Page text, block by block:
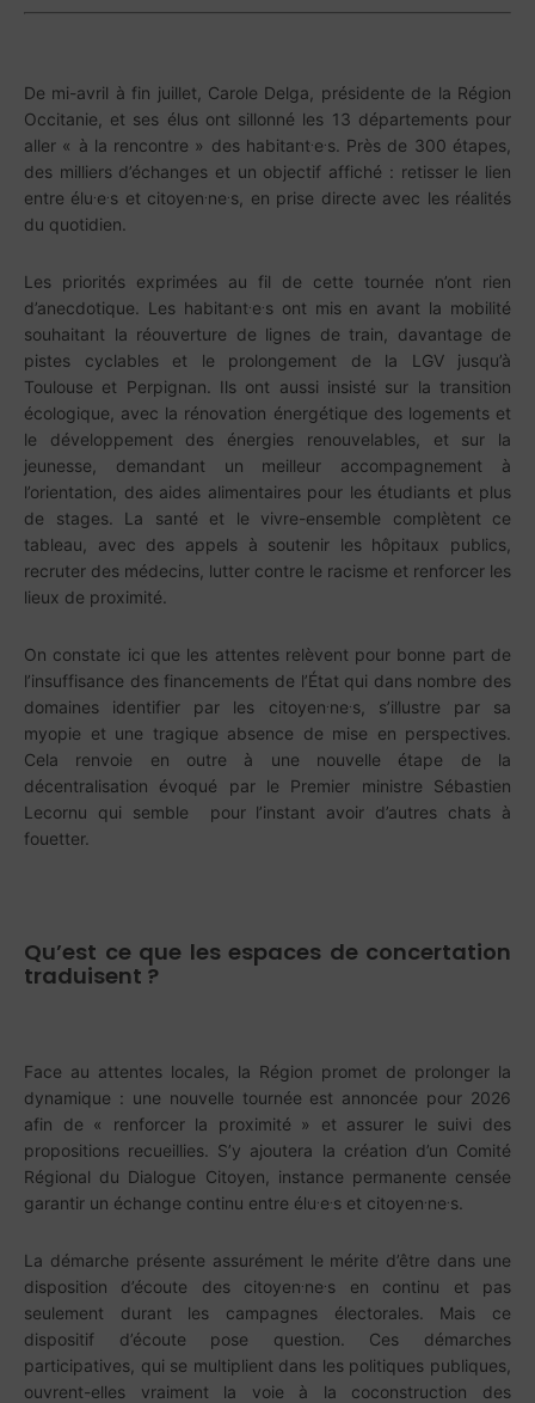
De mi-avril à fin juillet, Carole Delga, présidente de la Région
Occitanie, et ses élus ont sillonné les 13 départements pour
aller « à la rencontre » des habitant.e.s. Près de 300 étapes,
des milliers d’échanges et un objectif affiché : retisser le lien
entre élu.e.s et citoyen.ne.s, en prise directe avec les réalités
du quotidien.
Les priorités exprimées au fil de cette tournée n’ont rien
d’anecdotique. Les habitant.e.s ont mis en avant la mobilité
souhaitant la réouverture de lignes de train, davantage de
pistes cyclables et le prolongement de la LGV jusqu’à
Toulouse et Perpignan. Ils ont aussi insisté sur la transition
écologique, avec la rénovation énergétique des logements et
le développement des énergies renouvelables, et sur la
jeunesse, demandant un meilleur accompagnement à
l’orientation, des aides alimentaires pour les étudiants et plus
de stages. La santé et le vivre-ensemble complètent ce
tableau, avec des appels à soutenir les hôpitaux publics,
recruter des médecins, lutter contre le racisme et renforcer les
lieux de proximité.
On constate ici que les attentes relèvent pour bonne part de
l’insuffisance des financements de l’État qui dans nombre des
domaines identifier par les citoyen.ne.s, s’illustre par sa
myopie et une tragique absence de mise en perspectives.
Cela renvoie en outre à une nouvelle étape de la
décentralisation évoqué par le Premier ministre Sébastien
Lecornu qui semble pour l’instant avoir d’autres chats à
fouetter.
Qu’est ce que les espaces de concertation
traduisent ?
Face au attentes locales, la Région promet de prolonger la
dynamique : une nouvelle tournée est annoncée pour 2026
afin de « renforcer la proximité » et assurer le suivi des
propositions recueillies. S’y ajoutera la création d’un Comité
Régional du Dialogue Citoyen, instance permanente censée
garantir un échange continu entre élu.e.s et citoyen.ne.s.
La démarche présente assurément le mérite d’être dans une
disposition d’écoute des citoyen.ne.s en continu et pas
seulement durant les campagnes électorales. Mais ce
dispositif d’écoute pose question. Ces démarches
participatives, qui se multiplient dans les politiques publiques,
ouvrent-elles vraiment la voie à la coconstruction des